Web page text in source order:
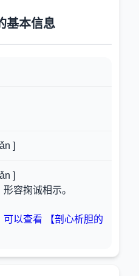
基本信息
]
]
容掬诚相示。
可以查看 【剖心析胆的